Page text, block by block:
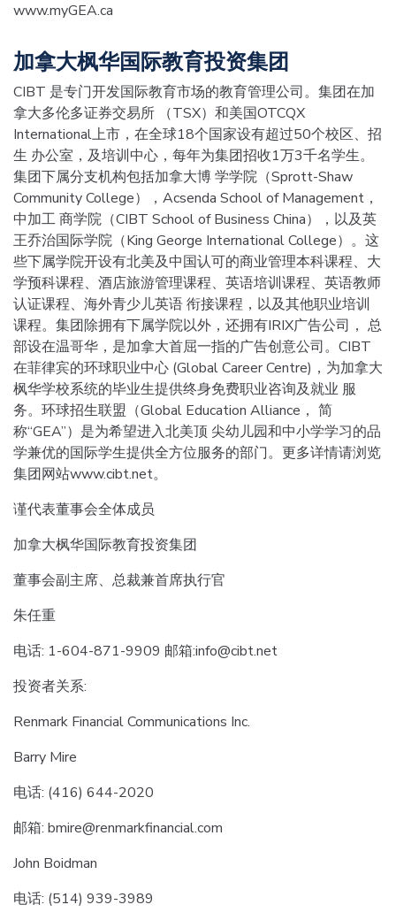
www.myGEA.ca
加拿大枫华国际教育投资集团
CIBT 是专门开发国际教育市场的教育管理公司。集团在加
拿大多伦多证券交易所 （TSX）和美国OTCQX
International上市，在全球18个国家设有超过50个校区、招
生 办公室，及培训中心，每年为集团招收1万3千名学生。
集团下属分支机构包括加拿大博 学学院（Sprott-Shaw
Community College），Acsenda School of Management，
中加工 商学院（CIBT School of Business China），以及英
王乔治国际学院（King George International College）。这
些下属学院开设有北美及中国认可的商业管理本科课程、大
学预科课程、酒店旅游管理课程、英语培训课程、英语教师
认证课程、海外青少儿英语 衔接课程，以及其他职业培训
课程。集团除拥有下属学院以外，还拥有IRIX广告公司， 总
部设在温哥华，是加拿大首屈一指的广告创意公司。CIBT
在菲律宾的环球职业中心 (Global Career Centre)，为加拿大
枫华学校系统的毕业生提供终身免费职业咨询及就业 服
务。环球招生联盟（Global Education Alliance， 简
称“GEA”）是为希望进入北美顶 尖幼儿园和中小学学习的品
学兼优的国际学生提供全方位服务的部门。更多详情请浏览
集团网站www.cibt.net。
谨代表董事会全体成员
加拿大枫华国际教育投资集团
董事会副主席、总裁兼首席执行官
朱任重
电话: 1-604-871-9909 邮箱:info@cibt.net
投资者关系:
Renmark Financial Communications Inc.
Barry Mire
电话: (416) 644-2020
邮箱: bmire@renmarkfinancial.com
John Boidman
电话: (514) 939-3989